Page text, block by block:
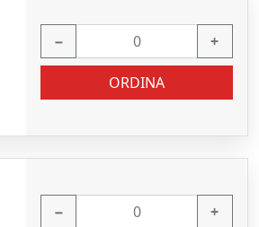
− +
ORDINA
− +